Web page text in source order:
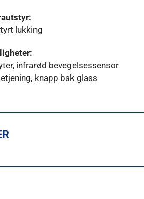
lukking
infrarød bevegelsessensor
knapp bak glass